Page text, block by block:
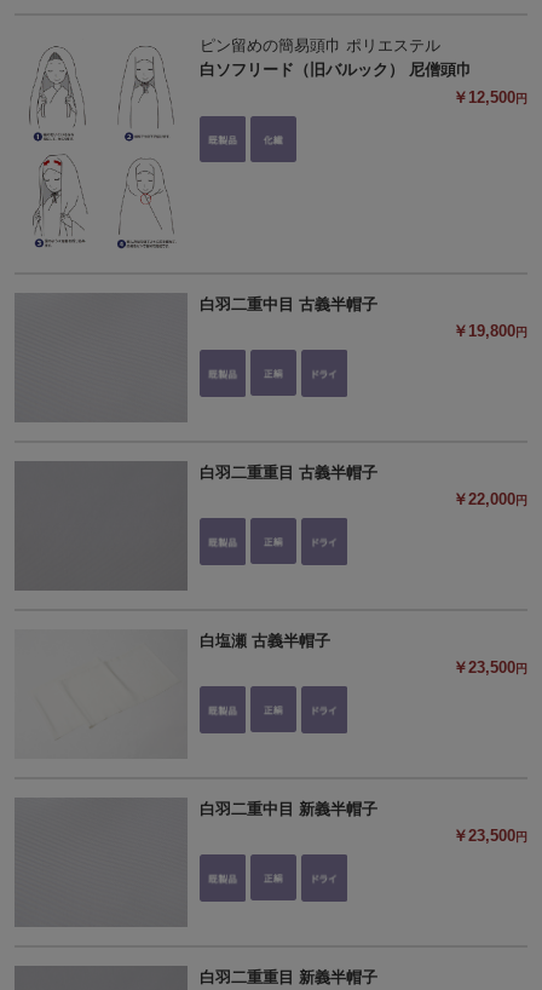
ピン留めの簡易頭巾 ポリエステル
白ソフリード（旧バルック） 尼僧頭巾
￥12,500円
白羽二重中目 古義半帽子
￥19,800円
白羽二重重目 古義半帽子
￥22,000円
白塩瀬 古義半帽子
￥23,500円
白羽二重中目 新義半帽子
￥23,500円
白羽二重重目 新義半帽子